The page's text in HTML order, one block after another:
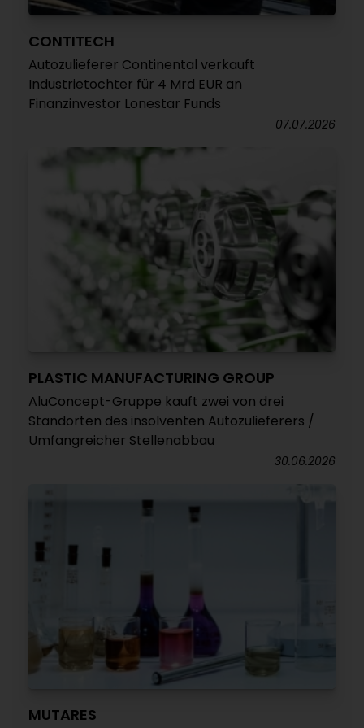
CONTITECH
Autozulieferer Continental verkauft
Industrietochter für 4 Mrd EUR an
Finanzinvestor Lonestar Funds
07.07.2026
PLASTIC MANUFACTURING GROUP
AluConcept-Gruppe kauft zwei von drei
Standorten des insolventen Autozulieferers /
Umfangreicher Stellenabbau
30.06.2026
MUTARES